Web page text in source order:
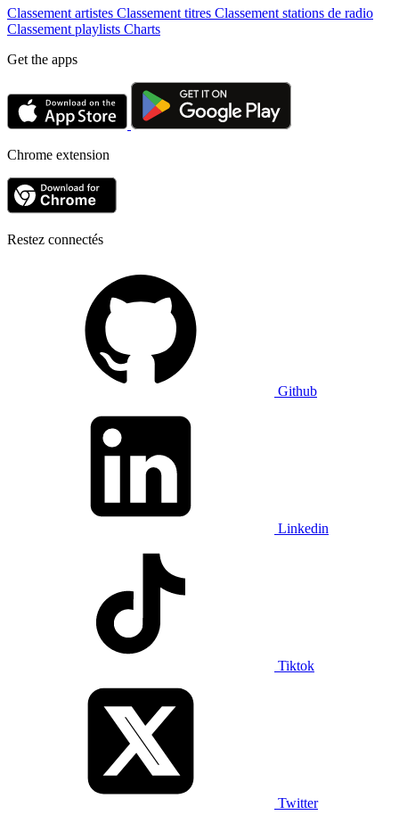
Classement artistes Classement titres Classement stations de radio
Classement playlists Charts
Get the apps
Chrome extension
Restez connectés
Github
Linkedin
Tiktok
Twitter